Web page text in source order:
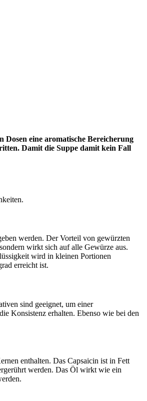
eine aromatische Bereicherung
Damit die Suppe damit kein Fall
werden. Der Vorteil von gewürzten
wirkt sich auf alle Gewürze aus.
wird in kleinen Portionen
erreicht ist.
sind geeignet, um einer
Konsistenz erhalten. Ebenso wie bei den
enthalten. Das Capsaicin ist in Fett
werden. Das Öl wirkt wie ein